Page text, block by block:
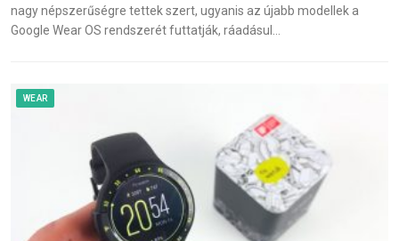
nagy népszerűségre tettek szert, ugyanis az újabb modellek a
Google Wear OS rendszerét futtatják, ráadásul…
WEAR